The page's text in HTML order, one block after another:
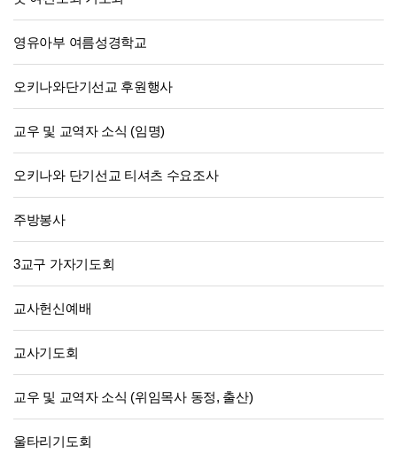
영유아부 여름성경학교
오키나와단기선교 후원행사
교우 및 교역자 소식 (임명)
오키나와 단기선교 티셔츠 수요조사
주방봉사
3교구 가자기도회
교사헌신예배
교사기도회
교우 및 교역자 소식 (위임목사 동정, 출산)
울타리기도회